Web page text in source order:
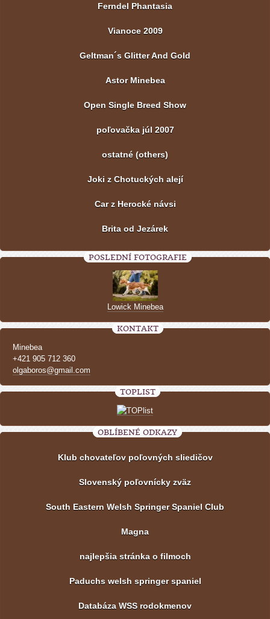
Ferndel Phantasia
Vianoce 2009
Geltman´s Glitter And Gold
Astor Minebea
Open Single Breed Show
poľovačka júl 2007
ostatné (others)
Joki z Chotuckých alejí
Car z Herocké návsi
Brita od Jezárek
POSLEDNÍ FOTOGRAFIE
Lowick Minebea
KONTAKT
Minebea
+421 905 712 360
olgaboros@gmail.com
TOPLIST
OBLÍBENÉ ODKAZY
Klub chovateľov poľovných sliedičov
Slovenský poľovnícky zväz
South Eastern Welsh Springer Spaniel Club
Magna
najlepšia stránka o filmoch
Paduchs welsh springer spaniel
Databáza WSS rodokmenov